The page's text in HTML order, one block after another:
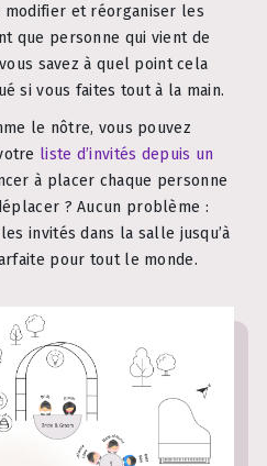
modifier et réorganiser les
que personne qui vient de
savez à quel point cela
si vous faites tout à la main.
le nôtre, vous pouvez
liste d’invités depuis un
à placer chaque personne
? Aucun problème :
invités dans la salle jusqu’à
pour tout le monde.